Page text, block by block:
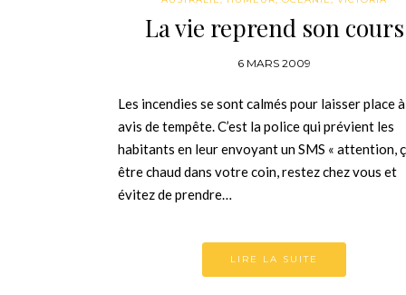
La vie reprend son cours
6 MARS 2009
Les incendies se sont calmés pour laisser place
avis de tempête. C’est la police qui prévient les
habitants en leur envoyant un SMS « attention,
être chaud dans votre coin, restez chez vous et
évitez de prendre…
LIRE LA SUITE